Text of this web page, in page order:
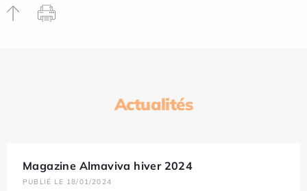
Actualités
Magazine Almaviva hiver 2024
PUBLIÉ LE 18/01/2024